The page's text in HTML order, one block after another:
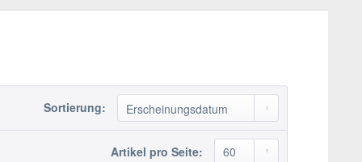
Sortierung:
Artikel pro Seite: